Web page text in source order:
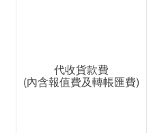
代收貨款費
(內含報值費及轉帳匯費)